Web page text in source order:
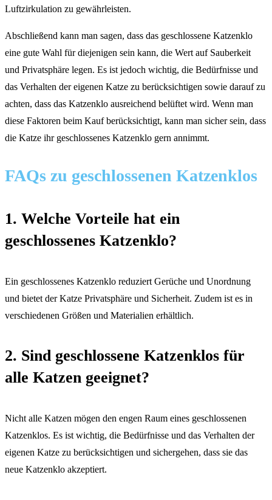
Luftzirkulation zu gewährleisten.
Abschließend kann man sagen, dass das geschlossene Katzenklo
eine gute Wahl für diejenigen sein kann, die Wert auf Sauberkeit
und Privatsphäre legen. Es ist jedoch wichtig, die Bedürfnisse und
das Verhalten der eigenen Katze zu berücksichtigen sowie darauf zu
achten, dass das Katzenklo ausreichend belüftet wird. Wenn man
diese Faktoren beim Kauf berücksichtigt, kann man sicher sein, dass
die Katze ihr geschlossenes Katzenklo gern annimmt.
FAQs zu geschlossenen Katzenklos
1. Welche Vorteile hat ein
geschlossenes Katzenklo?
Ein geschlossenes Katzenklo reduziert Gerüche und Unordnung
und bietet der Katze Privatsphäre und Sicherheit. Zudem ist es in
verschiedenen Größen und Materialien erhältlich.
2. Sind geschlossene Katzenklos für
alle Katzen geeignet?
Nicht alle Katzen mögen den engen Raum eines geschlossenen
Katzenklos. Es ist wichtig, die Bedürfnisse und das Verhalten der
eigenen Katze zu berücksichtigen und sichergehen, dass sie das
neue Katzenklo akzeptiert.